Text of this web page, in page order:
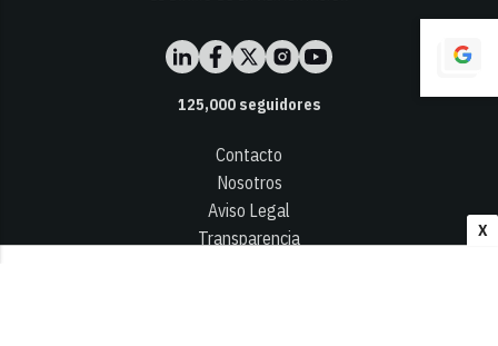
X
125,000seguidores
Contacto
Nosotros
Aviso Legal
Transparencia